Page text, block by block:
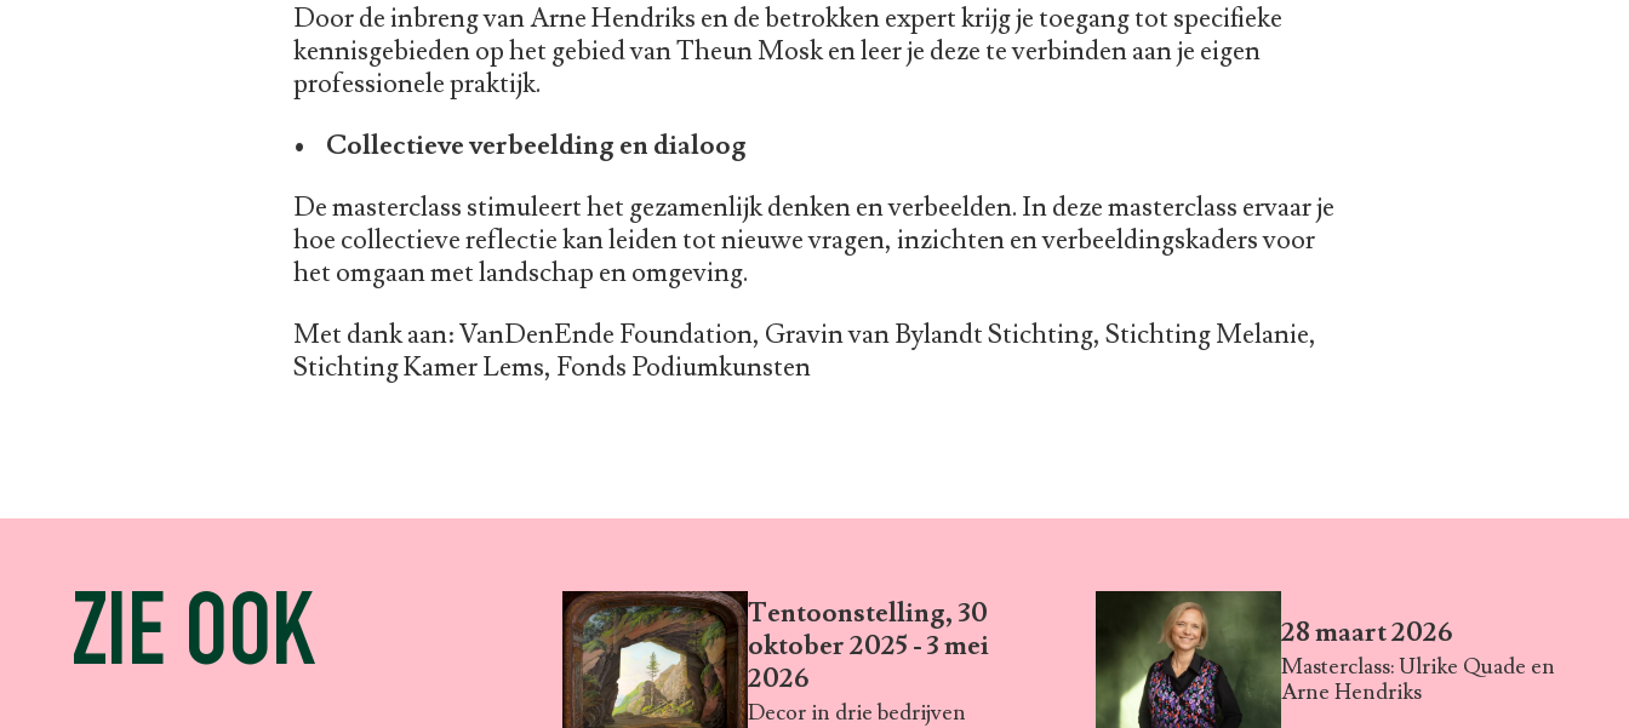
Door de inbreng van Arne Hendriks en de betrokken expert krijg je toegang tot specifieke
kennisgebieden op het gebied van Theun Mosk en leer je deze te verbinden aan je eigen
professionele praktijk.
• Collectieve verbeelding en dialoog
De masterclass stimuleert het gezamenlijk denken en verbeelden. In deze masterclass ervaar je
hoe collectieve reflectie kan leiden tot nieuwe vragen, inzichten en verbeeldingskaders voor
het omgaan met landschap en omgeving.
Met dank aan: VanDenEnde Foundation, Gravin van Bylandt Stichting, Stichting Melanie,
Stichting Kamer Lems, Fonds Podiumkunsten
ZIE OOK
Tentoonstelling, 30
oktober 2025 - 3 mei
2026
Decor in drie bedrijven
28 maart 2026
Masterclass: Ulrike Quade en
Arne Hendriks